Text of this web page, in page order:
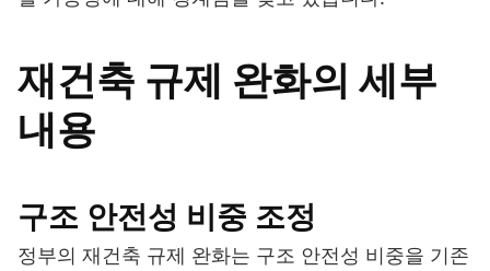
재건축 규제 완화의 세부
내용
구조 안전성 비중 조정
정부의 재건축 규제 완화는 구조 안전성 비중을 기존